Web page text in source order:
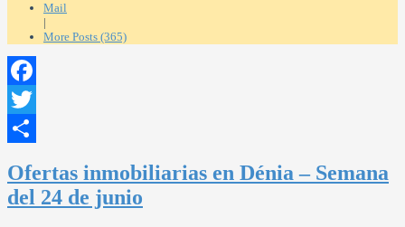
Mail
|
More Posts (365)
Facebook
Twitter
Ofertas inmobiliarias en Dénia – Semana
del 24 de junio